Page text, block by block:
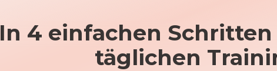
In 4 einfachen
täglichen